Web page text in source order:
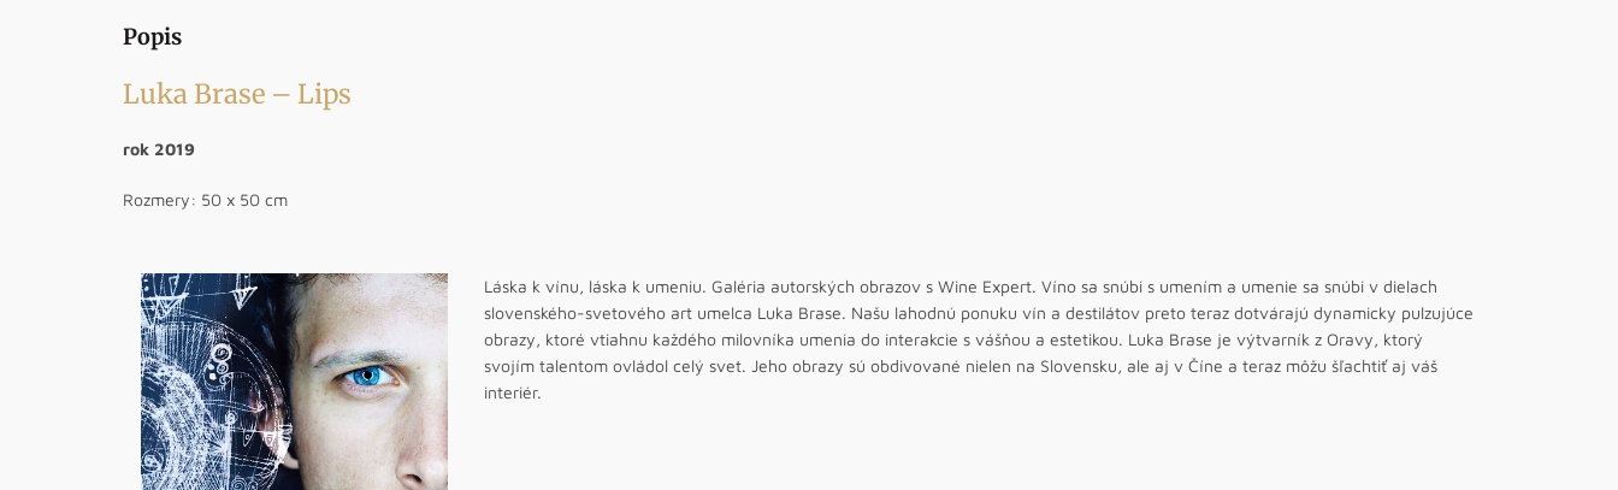
Popis
Luka Brase – Lips
rok 2019
Rozmery: 50 x 50 cm
Láska k vínu, láska k umeniu. Galéria autorských obrazov s Wine Expert. Víno sa snúbi s umením a umenie sa snúbi v dielach
slovenského-svetového art umelca Luka Brase. Našu lahodnú ponuku vín a destilátov preto teraz dotvárajú dynamicky pulzujúce
obrazy, ktoré vtiahnu každého milovníka umenia do interakcie s vášňou a estetikou. Luka Brase je výtvarník z Oravy, ktorý
svojím talentom ovládol celý svet. Jeho obrazy sú obdivované nielen na Slovensku, ale aj v Číne a teraz môžu šľachtiť aj váš
interiér.